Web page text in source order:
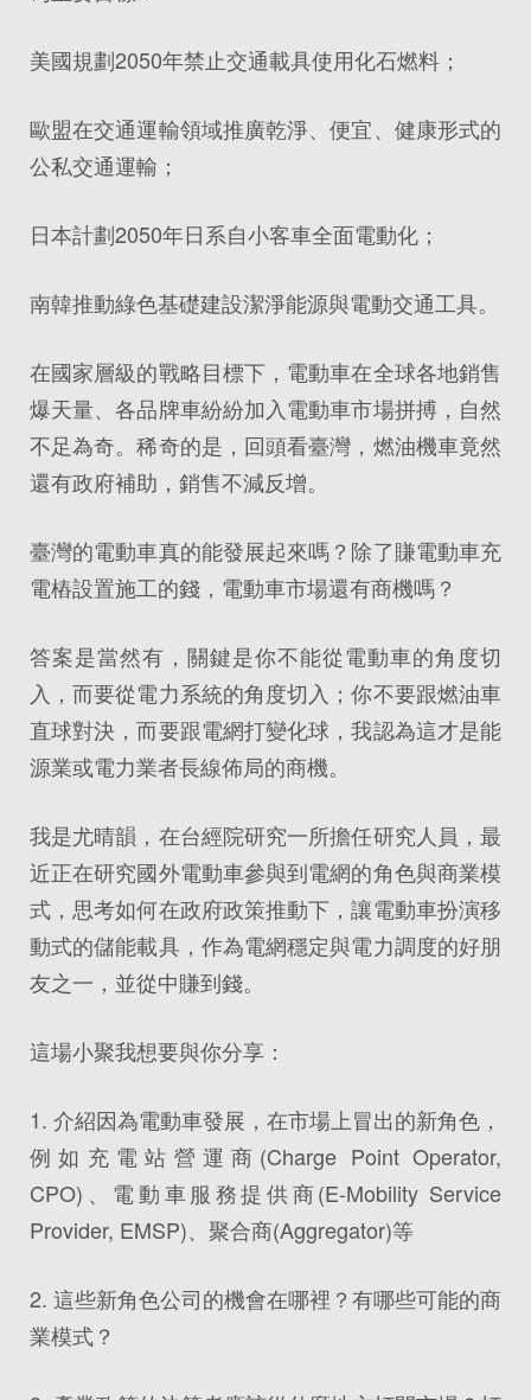
美國規劃2050年禁止交通載具使用化石燃料；
歐盟在交通運輸領域推廣乾淨、便宜、健康形式的
公私交通運輸；
日本計劃2050年日系自小客車全面電動化；
南韓推動綠色基礎建設潔淨能源與電動交通工具。
在國家層級的戰略目標下，電動車在全球各地銷售
爆天量、各品牌車紛紛加入電動車市場拼搏，自然
不足為奇。稀奇的是，回頭看臺灣，燃油機車竟然
還有政府補助，銷售不減反增。
臺灣的電動車真的能發展起來嗎？除了賺電動車充
電樁設置施工的錢，電動車市場還有商機嗎？
答案是當然有，關鍵是你不能從電動車的角度切
入，而要從電力系統的角度切入；你不要跟燃油車
直球對決，而要跟電網打變化球，我認為這才是能
源業或電力業者長線佈局的商機。
我是尤晴韻，在台經院研究一所擔任研究人員，最
近正在研究國外電動車參與到電網的角色與商業模
式，思考如何在政府政策推動下，讓電動車扮演移
動式的儲能載具，作為電網穩定與電力調度的好朋
友之一，並從中賺到錢。
這場小聚我想要與你分享：
1. 介紹因為電動車發展，在市場上冒出的新角色，
例如充電站營運商(Charge Point Operator,
CPO)、電動車服務提供商(E-Mobility Service
Provider, EMSP)、聚合商(Aggregator)等
2. 這些新角色公司的機會在哪裡？有哪些可能的商
業模式？